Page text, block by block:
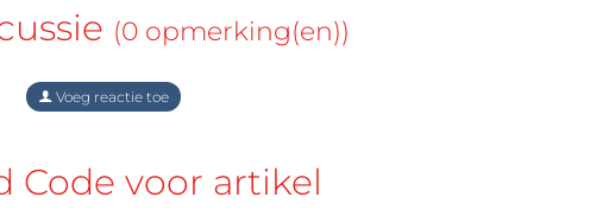
(0 opmerking(en))
Voeg reactie toe
Code voor artikel